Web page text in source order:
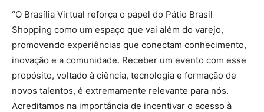
‘’O Brasília Virtual reforça o papel do Pátio Brasil
Shopping como um espaço que vai além do varejo,
promovendo experiências que conectam conhecimento,
inovação e a comunidade. Receber um evento com esse
propósito, voltado à ciência, tecnologia e formação de
novos talentos, é extremamente relevante para nós.
Acreditamos na importância de incentivar o acesso à